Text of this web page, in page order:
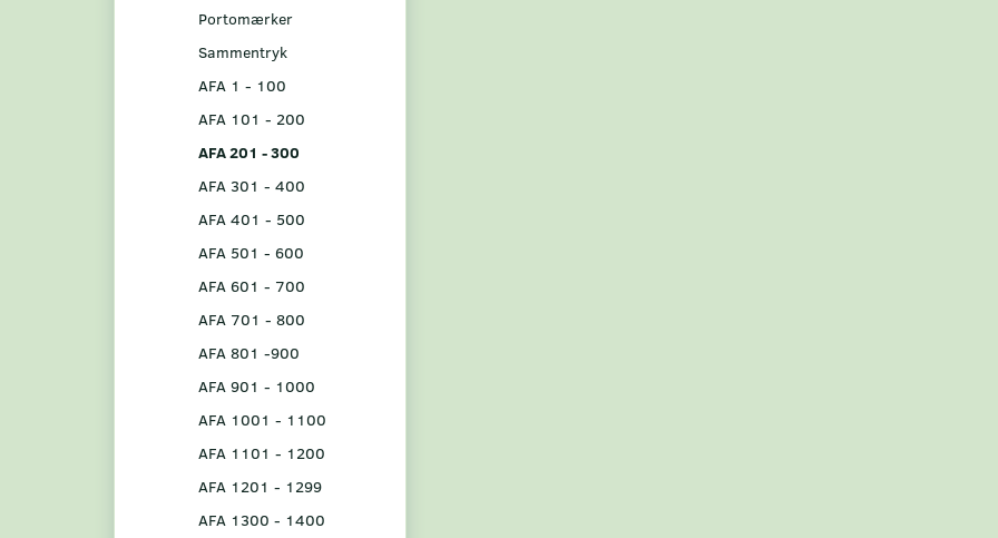
Portomærker
Sammentryk
AFA 1 - 100
AFA 101 - 200
AFA 201 - 300
AFA 301 - 400
AFA 401 - 500
AFA 501 - 600
AFA 601 - 700
AFA 701 - 800
AFA 801 -900
AFA 901 - 1000
AFA 1001 - 1100
AFA 1101 - 1200
AFA 1201 - 1299
AFA 1300 - 1400